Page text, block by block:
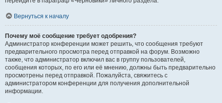
Вернуться к началу
Почему моё сообщение требует одобрения?
Администратор конференции может решить, что сообщения требуют
предварительного просмотра перед отправкой на форум. Возможно
также, что администратор включил вас в группу пользователей,
сообщения которых, по его или её мнению, должны быть предварительно
просмотрены перед отправкой. Пожалуйста, свяжитесь с
администратором конференции для получения дополнительной
информации.